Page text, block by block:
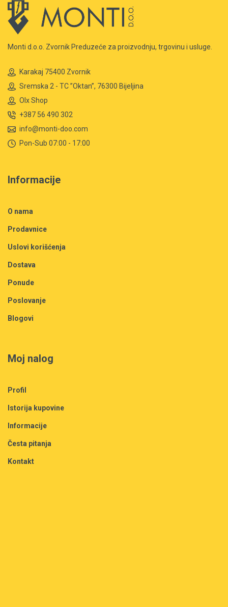
Monti d.o.o. Zvornik Preduzeće za proizvodnju, trgovinu i usluge.
Karakaj 75400 Zvornik
Sremska 2 - TC ”Oktan”, 76300 Bijeljina
Olx Shop
+387 56 490 302
info@monti-doo.com
Pon-Sub 07:00 - 17:00
Informacije
O nama
Prodavnice
Uslovi korišćenja
Dostava
Ponude
Poslovanje
Blogovi
Moj nalog
Profil
Istorija kupovine
Informacije
Česta pitanja
Kontakt